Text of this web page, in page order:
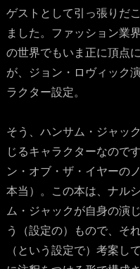
ゲストとして引っ張りだ
ました。ファッション業
の世界でもいま正に頂点
が、ジョン・ロヴィック
ラクター設定。
そう、ハンサム・ジャッ
じるキャラクターなので
ン・オブ・ザ・イヤーの
本当）。この本は、ナル
ム・ジャックが自身の演
う（設定の）もので、そ
（という設定で）考案し